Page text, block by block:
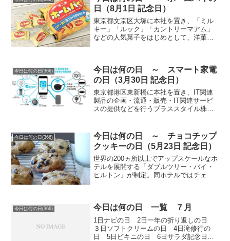
日（8月1日 記念日）
東京都文京区大塚に本社を置き、「ミル
キー」「ルック」「カントリーマアム」
などの人気菓子をはじめとして、洋菓子
とした食感が魅力のパイ...
今日は何の日(366)
今日は何の日 ～ スマート家電
の日（3月30日 記念日）
東京都港区東新橋に本社を置き、IT関連
製品の企画・流通・販売・IT関連サービ
スの提供などを行うプラススタイル株式
せ」と読む語呂合わせと、プラススタイ
ル（+Style）...
今日は何の日(366)
今日は何の日 ～ チョコチップ
クッキーの日（5月23日 記念日）
世界の200ヵ所以上でアップスケールなホ
テルを展開する「ダブルツリー・バイ・
ヒルトン」が制定。同ホテルではチェッ
日」としている。日付...
今日は何の日(366) 今日は何の日 一覧 ７月
1日ナビの日 2日一年の折り返しの日
３日ソフトクリームの日 4日滝修行の
日 5日ビキニの日 6日サラダ記念日 7